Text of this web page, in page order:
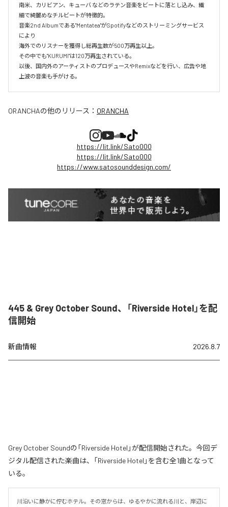
南米、カリビアン、キューバ などのラテン音楽をビートに落とし込み、繊
細で綺麗めなチルビートが特徴的。
音楽2nd Albumである"Mentatea"がSpotifyなどのストリーミングサービス
により
海外でのリスナーを獲得し総再生数が500万再生以上。
その中でも"KURUMI"は120万再生されている。
以後、国内外のアーティストのプロデュースやRemixなどを行い、広告や地
上波の音楽も手がける。
ORANCHAの他のリリース： ORANCHA
https://lit.link/Sato000
https://lit.link/Sato000
https://www.satosounddesign.com/
445 & Grey October Sound、「Riverside Hotel」を配
信開始
新曲情報 2026.8.7
Grey October Soundの「Riverside Hotel」が配信開始された。今回デ
ジタル配信された楽曲は、「Riverside Hotel」を含む全1曲となって
いる。
川沿いに静かに佇むホテル。その窓からは、ゆるやかに流れる川と、岸辺に